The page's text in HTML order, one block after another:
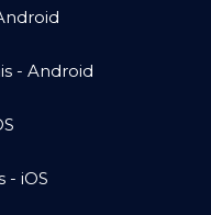
- Android
- iOS